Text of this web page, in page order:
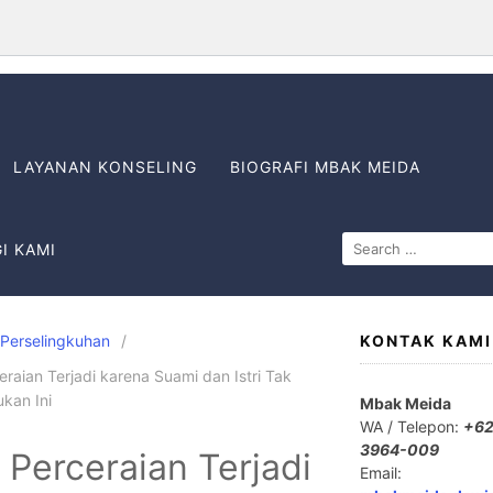
LAYANAN KONSELING BIOGRAFI MBAK MEIDA
KAMI
Perselingkuhan
Terjadi karena Suami dan Istri Tak
Ini
Perceraian Terjadi
KONTAK KAMI
Mbak Meida
WA / Telepon:
3964-009
Email: